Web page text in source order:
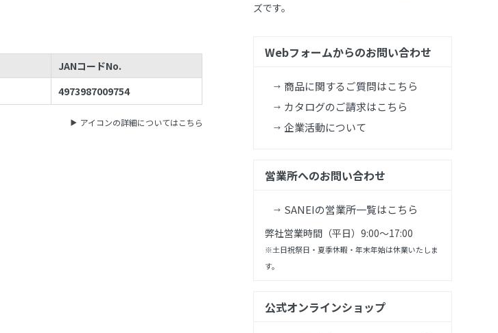
JANコードNo.
4973987009754
アイコンの詳細についてはこちら
ズです。
Webフォームからのお問い合わせ
商品に関するご質問はこちら
カタログのご請求はこちら
企業活動について
営業所へのお問い合わせ
SANEIの営業所一覧はこちら
弊社営業時間（平日）9:00～17:00
※土日祝祭日・夏季休暇・年末年始は休業いたしま
す。
公式オンラインショップ